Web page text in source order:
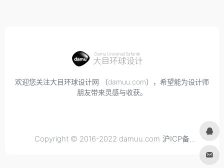
欢迎您关注大目环球设计网 （damuu.com），希望能为设计师
朋友带来灵感与收获。
Copyright © 2016-2022 damuu.com 沪ICP备